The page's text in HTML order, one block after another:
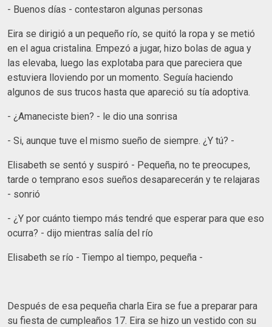
- Buenos días - contestaron algunas personas
Eira se dirigió a un pequeño río, se quitó la ropa y se metió
en el agua cristalina. Empezó a jugar, hizo bolas de agua y
las elevaba, luego las explotaba para que pareciera que
estuviera lloviendo por un momento. Seguía haciendo
algunos de sus trucos hasta que apareció su tía adoptiva.
- ¿Amaneciste bien? - le dio una sonrisa
- Si, aunque tuve el mismo sueño de siempre. ¿Y tú? -
Elisabeth se sentó y suspiró - Pequeña, no te preocupes,
tarde o temprano esos sueños desaparecerán y te relajaras
- sonrió
- ¿Y por cuánto tiempo más tendré que esperar para que eso
ocurra? - dijo mientras salía del río
Elisabeth se río - Tiempo al tiempo, pequeña -
Después de esa pequeña charla Eira se fue a preparar para
su fiesta de cumpleaños 17. Eira se hizo un vestido con su